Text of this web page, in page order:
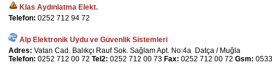
Klas Aydınlatma Elekt.
Telefon: 0252 712 94 72
Alp Elektronik Uydu ve Güvenlik Sistemleri
Adres: Vatan Cad. Balıkçı Rauf Sok. Sağlam Apt. No:4a Datça / Muğla
Telefon: 0252 712 00 72 Tel2: 0252 712 00 73 Fax: 0252 712 00 72 Gsm: